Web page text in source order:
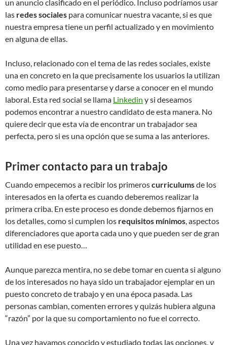
un anuncio clasificado en el periódico. Incluso podríamos usar
las redes sociales para comunicar nuestra vacante, si es que
nuestra empresa tiene un perfil actualizado y en movimiento
en alguna de ellas.
Incluso, relacionado con el tema de las redes sociales, existe
una en concreto en la que precisamente los usuarios la utilizan
como medio para presentarse y darse a conocer en el mundo
laboral. Esta red social se llama Linkedin y si deseamos
podemos encontrar a nuestro candidato de esta manera. No
quiere decir que esta vía de encontrar un trabajador sea
perfecta, pero si es una opción que se suma a las anteriores.
Primer contacto para un trabajo
Cuando empecemos a recibir los primeroscurriculumsde los
interesados en la oferta es cuando deberemos realizar la
primera criba. En este proceso es donde debemos fijarnos en
los detalles, como si cumplen los requisitos mínimos, aspectos
diferenciadores que aporta cada uno y que pueden ser de gran
utilidad en ese puesto…
Aunque parezca mentira, no se debe tomar en cuenta si alguno
de los interesados no haya sido un trabajador ejemplar en un
puesto concreto de trabajo y en una época pasada. Las
personas cambian, comenten errores y quizás hubiera alguna
“razón” por la que su comportamiento no fue el correcto.
Una vez hayamos conocido y estudiado todas las opciones, y